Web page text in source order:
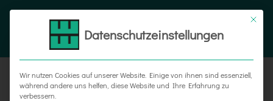
Zum
FacebookInstagram
Xing
Datenschutzeinstellungen
Wir nutzen Cookies auf unserer Website. Einige von ihnen sind essenziell,
während andere uns helfen, diese Website und Ihre Erfahrung zu
verbessern.